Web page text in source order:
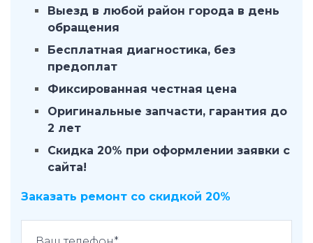
Выезд в любой район города в день
обращения
Бесплатная диагностика, без
предоплат
Фиксированная честная цена
Оригинальные запчасти, гарантия до
2 лет
Скидка 20% при оформлении заявки с
сайта!
Заказать ремонт со скидкой 20%